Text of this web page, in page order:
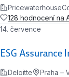
128 hodnocení na
ESG Assurance
14. července
Deloitte Praha –